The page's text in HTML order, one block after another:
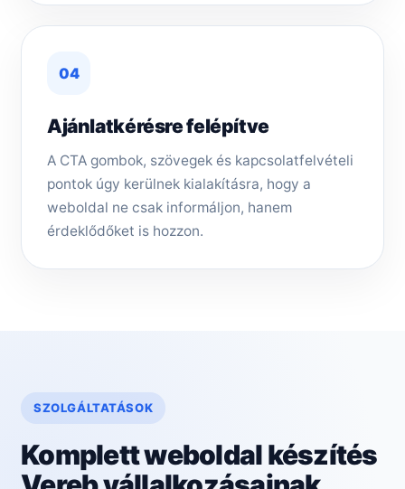
04
Ajánlatkérésre felépítve
A CTA gombok, szövegek és kapcsolatfelvételi
pontok úgy kerülnek kialakításra, hogy a
weboldal ne csak informáljon, hanem
érdeklődőket is hozzon.
SZOLGÁLTATÁSOK
Komplett weboldal készítés